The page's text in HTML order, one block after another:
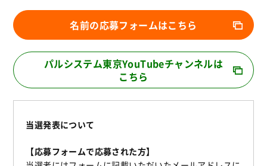
名前の応募フォームはこちら
パルシステム東京YouTubeチャンネルは
こちら
当選発表について
【応募フォームで応募された方】